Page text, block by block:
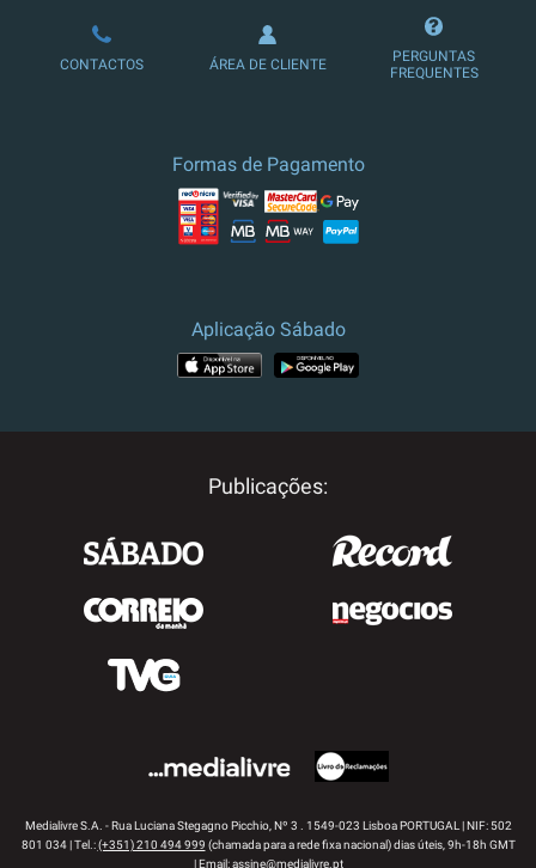
LOJA DE ASSINATURAS
CONTACTOS ÁREA DE CLIENTE
PERGUNTAS
FREQUENTES
Formas de Pagamento
Aplicação Sábado
Publicações:
Medialivre S.A. - Rua Luciana Stegagno Picchio, Nº 3 . 1549-023 Lisboa PORTUGAL | NIF: 502
801 034 | Tel.:(+351) 210 494 999 (chamada para a rede fixa nacional) dias úteis, 9h-18h GMT
| Email:assine@medialivre.pt